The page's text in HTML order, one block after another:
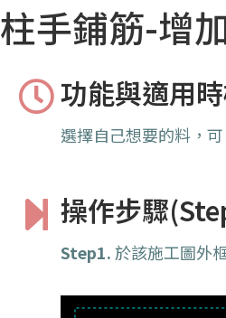
柱手鋪筋-增
功能與適用
選擇自己想要的料，
操作步驟
Step1.於該施工圖外